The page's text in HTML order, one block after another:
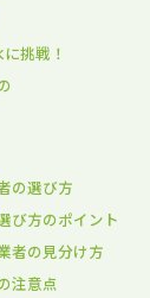
挑戦！
の選び方
び方のポイント
者の見分け方
注意点